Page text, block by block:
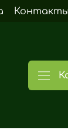
Контакты